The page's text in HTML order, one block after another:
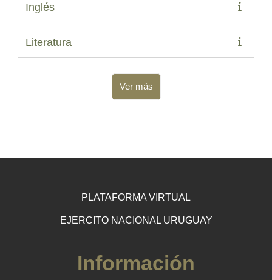
Inglés
Literatura
Ver más
PLATAFORMA VIRTUAL
EJERCITO NACIONAL URUGUAY
Información